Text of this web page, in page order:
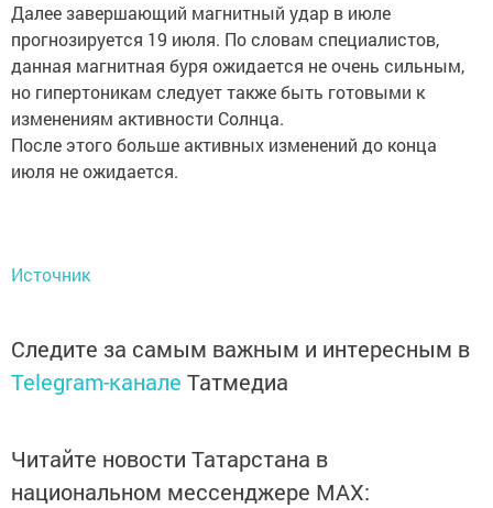
Далее завершающий магнитный удар в июле
прогнозируется 19 июля. По словам специалистов,
данная магнитная буря ожидается не очень сильным,
но гипертоникам следует также быть готовыми к
изменениям активности Солнца.
После этого больше активных изменений до конца
июля не ожидается.
Источник
Следите за самым важным и интересным в
Telegram-канале Татмедиа
Читайте новости Татарстана в
национальном мессенджере MАХ: